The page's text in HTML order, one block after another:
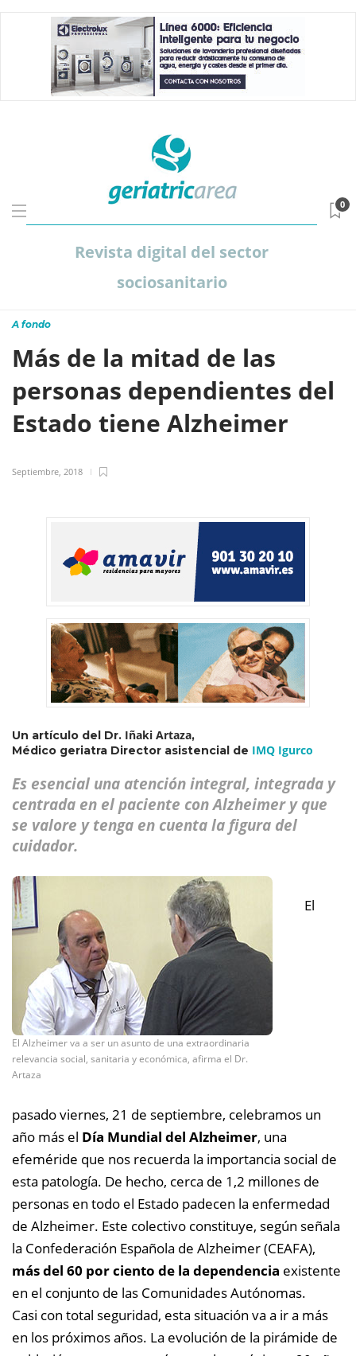
Revista digital del sector
sociosanitario
0
A fondo
Más de la mitad de las
personas dependientes del
Estado tiene Alzheimer
Septiembre, 2018
Un artículo del Dr. Iñaki Artaza,
Médico geriatra Director asistencial de IMQ Igurco
Es esencial una atención integral, integrada y
centrada en el paciente con Alzheimer y que
se valore y tenga en cuenta la figura del
cuidador.
El Alzheimer va a ser un asunto de una extraordinaria
relevancia social, sanitaria y económica, afirma el Dr.
Artaza
El
pasado viernes, 21 de septiembre, celebramos un
año más el Día Mundial del Alzheimer, una
efeméride que nos recuerda la importancia social de
esta patología. De hecho, cerca de 1,2 millones de
personas en todo el Estado padecen la enfermedad
de Alzheimer. Este colectivo constituye, según señala
la Confederación Española de Alzheimer (CEAFA),
más del 60 por ciento de la dependencia existente
en el conjunto de las Comunidades Autónomas.
Casi con total seguridad, esta situación va a ir a más
en los próximos años. La evolución de la pirámide de